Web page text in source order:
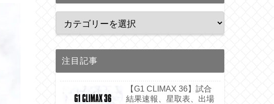
注目記事
【G1 CLIMAX 36】試合
結果速報、星取表、出場